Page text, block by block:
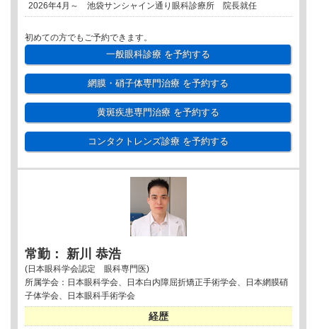
2026年4月～ 池袋サンシャイン通り眼科診療所 院長就任
初めての方でもご予約できます。
一般眼科診療を予約する
網膜・硝子体専門治療を予約する
黄斑疾患専門治療を予約する
コンタクトレンズ診療を予約する
常勤： 新川 恭浩
(日本眼科学会認定 眼科専門医)
所属学会：日本眼科学会、日本白内障屈折矯正手術学会、日本網膜硝
子体学会、日本眼科手術学会
経歴